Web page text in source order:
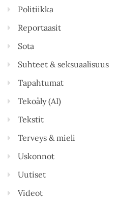
Politiikka
Reportaasit
Sota
Suhteet & seksuaalisuus
Tapahtumat
Tekoäly (AI)
Tekstit
Terveys & mieli
Uskonnot
Uutiset
Videot